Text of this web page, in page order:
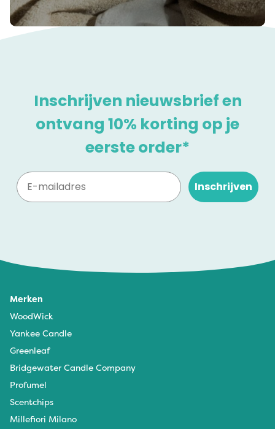
Inschrijven nieuwsbrief en
ontvang 10% korting op je
eerste order*
Inschrijven
Merken
WoodWick
Yankee Candle
Greenleaf
Bridgewater Candle Company
Profumel
Scentchips
Millefiori Milano